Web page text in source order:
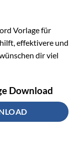
Vorlage für
effektivere und
dir viel
Download